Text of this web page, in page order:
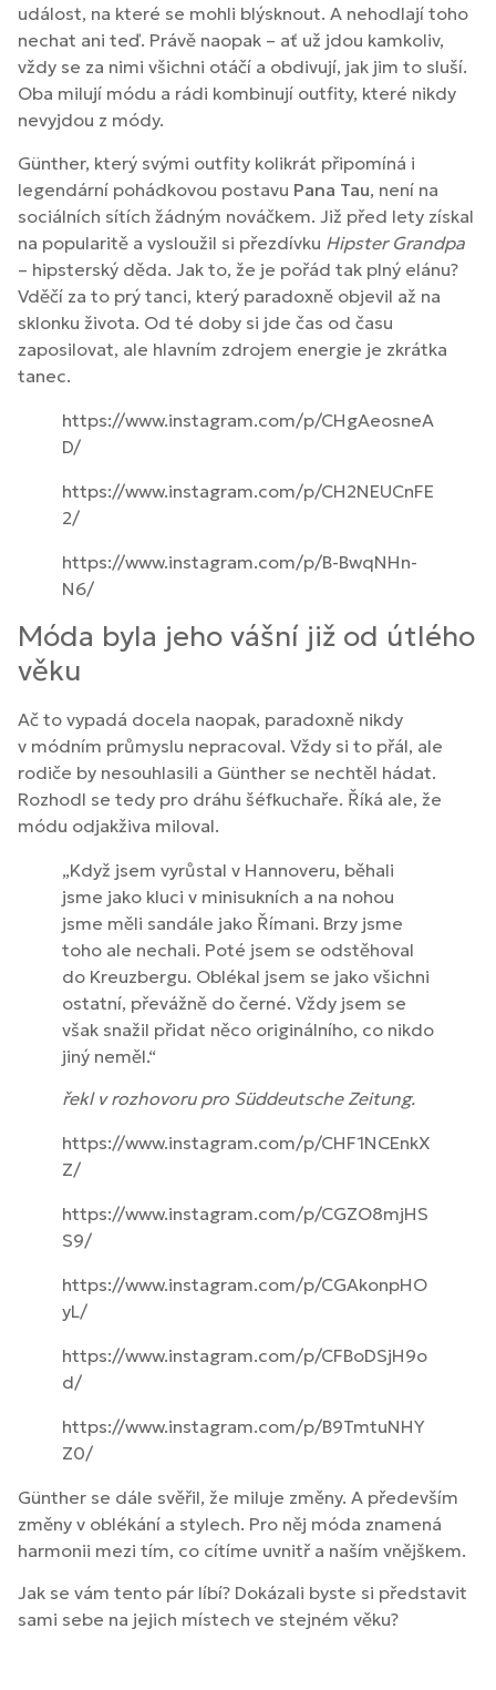
událost, na které se mohli blýsknout. A nehodlají toho
nechat ani teď. Právě naopak – ať už jdou kamkoliv,
vždy se za nimi všichni otáčí a obdivují, jak jim to sluší.
Oba milují módu a rádi kombinují outfity, které nikdy
nevyjdou z módy.
Günther, který svými outfity kolikrát připomíná i
legendární pohádkovou postavu Pana Tau, není na
sociálních sítích žádným nováčkem. Již před lety získal
na popularitě a vysloužil si přezdívku Hipster Grandpa
– hipsterský děda. Jak to, že je pořád tak plný elánu?
Vděčí za to prý tanci, který paradoxně objevil až na
sklonku života. Od té doby si jde čas od času
zaposilovat, ale hlavním zdrojem energie je zkrátka
tanec.
https://www.instagram.com/p/CHgAeosneA
D/
https://www.instagram.com/p/CH2NEUCnFE
2/
https://www.instagram.com/p/B-BwqNHn-
N6/
Móda byla jeho vášní již od útlého
věku
Ač to vypadá docela naopak, paradoxně nikdy
v módním průmyslu nepracoval. Vždy si to přál, ale
rodiče by nesouhlasili a Günther se nechtěl hádat.
Rozhodl se tedy pro dráhu šéfkuchaře. Říká ale, že
módu odjakživa miloval.
„Když jsem vyrůstal v Hannoveru, běhali
jsme jako kluci v minisukních a na nohou
jsme měli sandále jako Římani. Brzy jsme
toho ale nechali. Poté jsem se odstěhoval
do Kreuzbergu. Oblékal jsem se jako všichni
ostatní, převážně do černé. Vždy jsem se
však snažil přidat něco originálního, co nikdo
jiný neměl.“
řekl v rozhovoru pro Süddeutsche Zeitung.
https://www.instagram.com/p/CHF1NCEnkX
Z/
https://www.instagram.com/p/CGZO8mjHS
S9/
https://www.instagram.com/p/CGAkonpHO
yL/
https://www.instagram.com/p/CFBoDSjH9o
d/
https://www.instagram.com/p/B9TmtuNHY
Z0/
Günther se dále svěřil, že miluje změny. A především
změny v oblékání a stylech. Pro něj móda znamená
harmonii mezi tím, co cítíme uvnitř a naším vnějškem.
Jak se vám tento pár líbí? Dokázali byste si představit
sami sebe na jejich místech ve stejném věku?